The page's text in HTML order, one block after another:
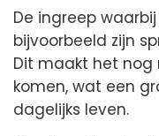
De ingreep
bijvoorbeeld zijn
Dit maakt het nog
komen, wat een
dagelijks leven.